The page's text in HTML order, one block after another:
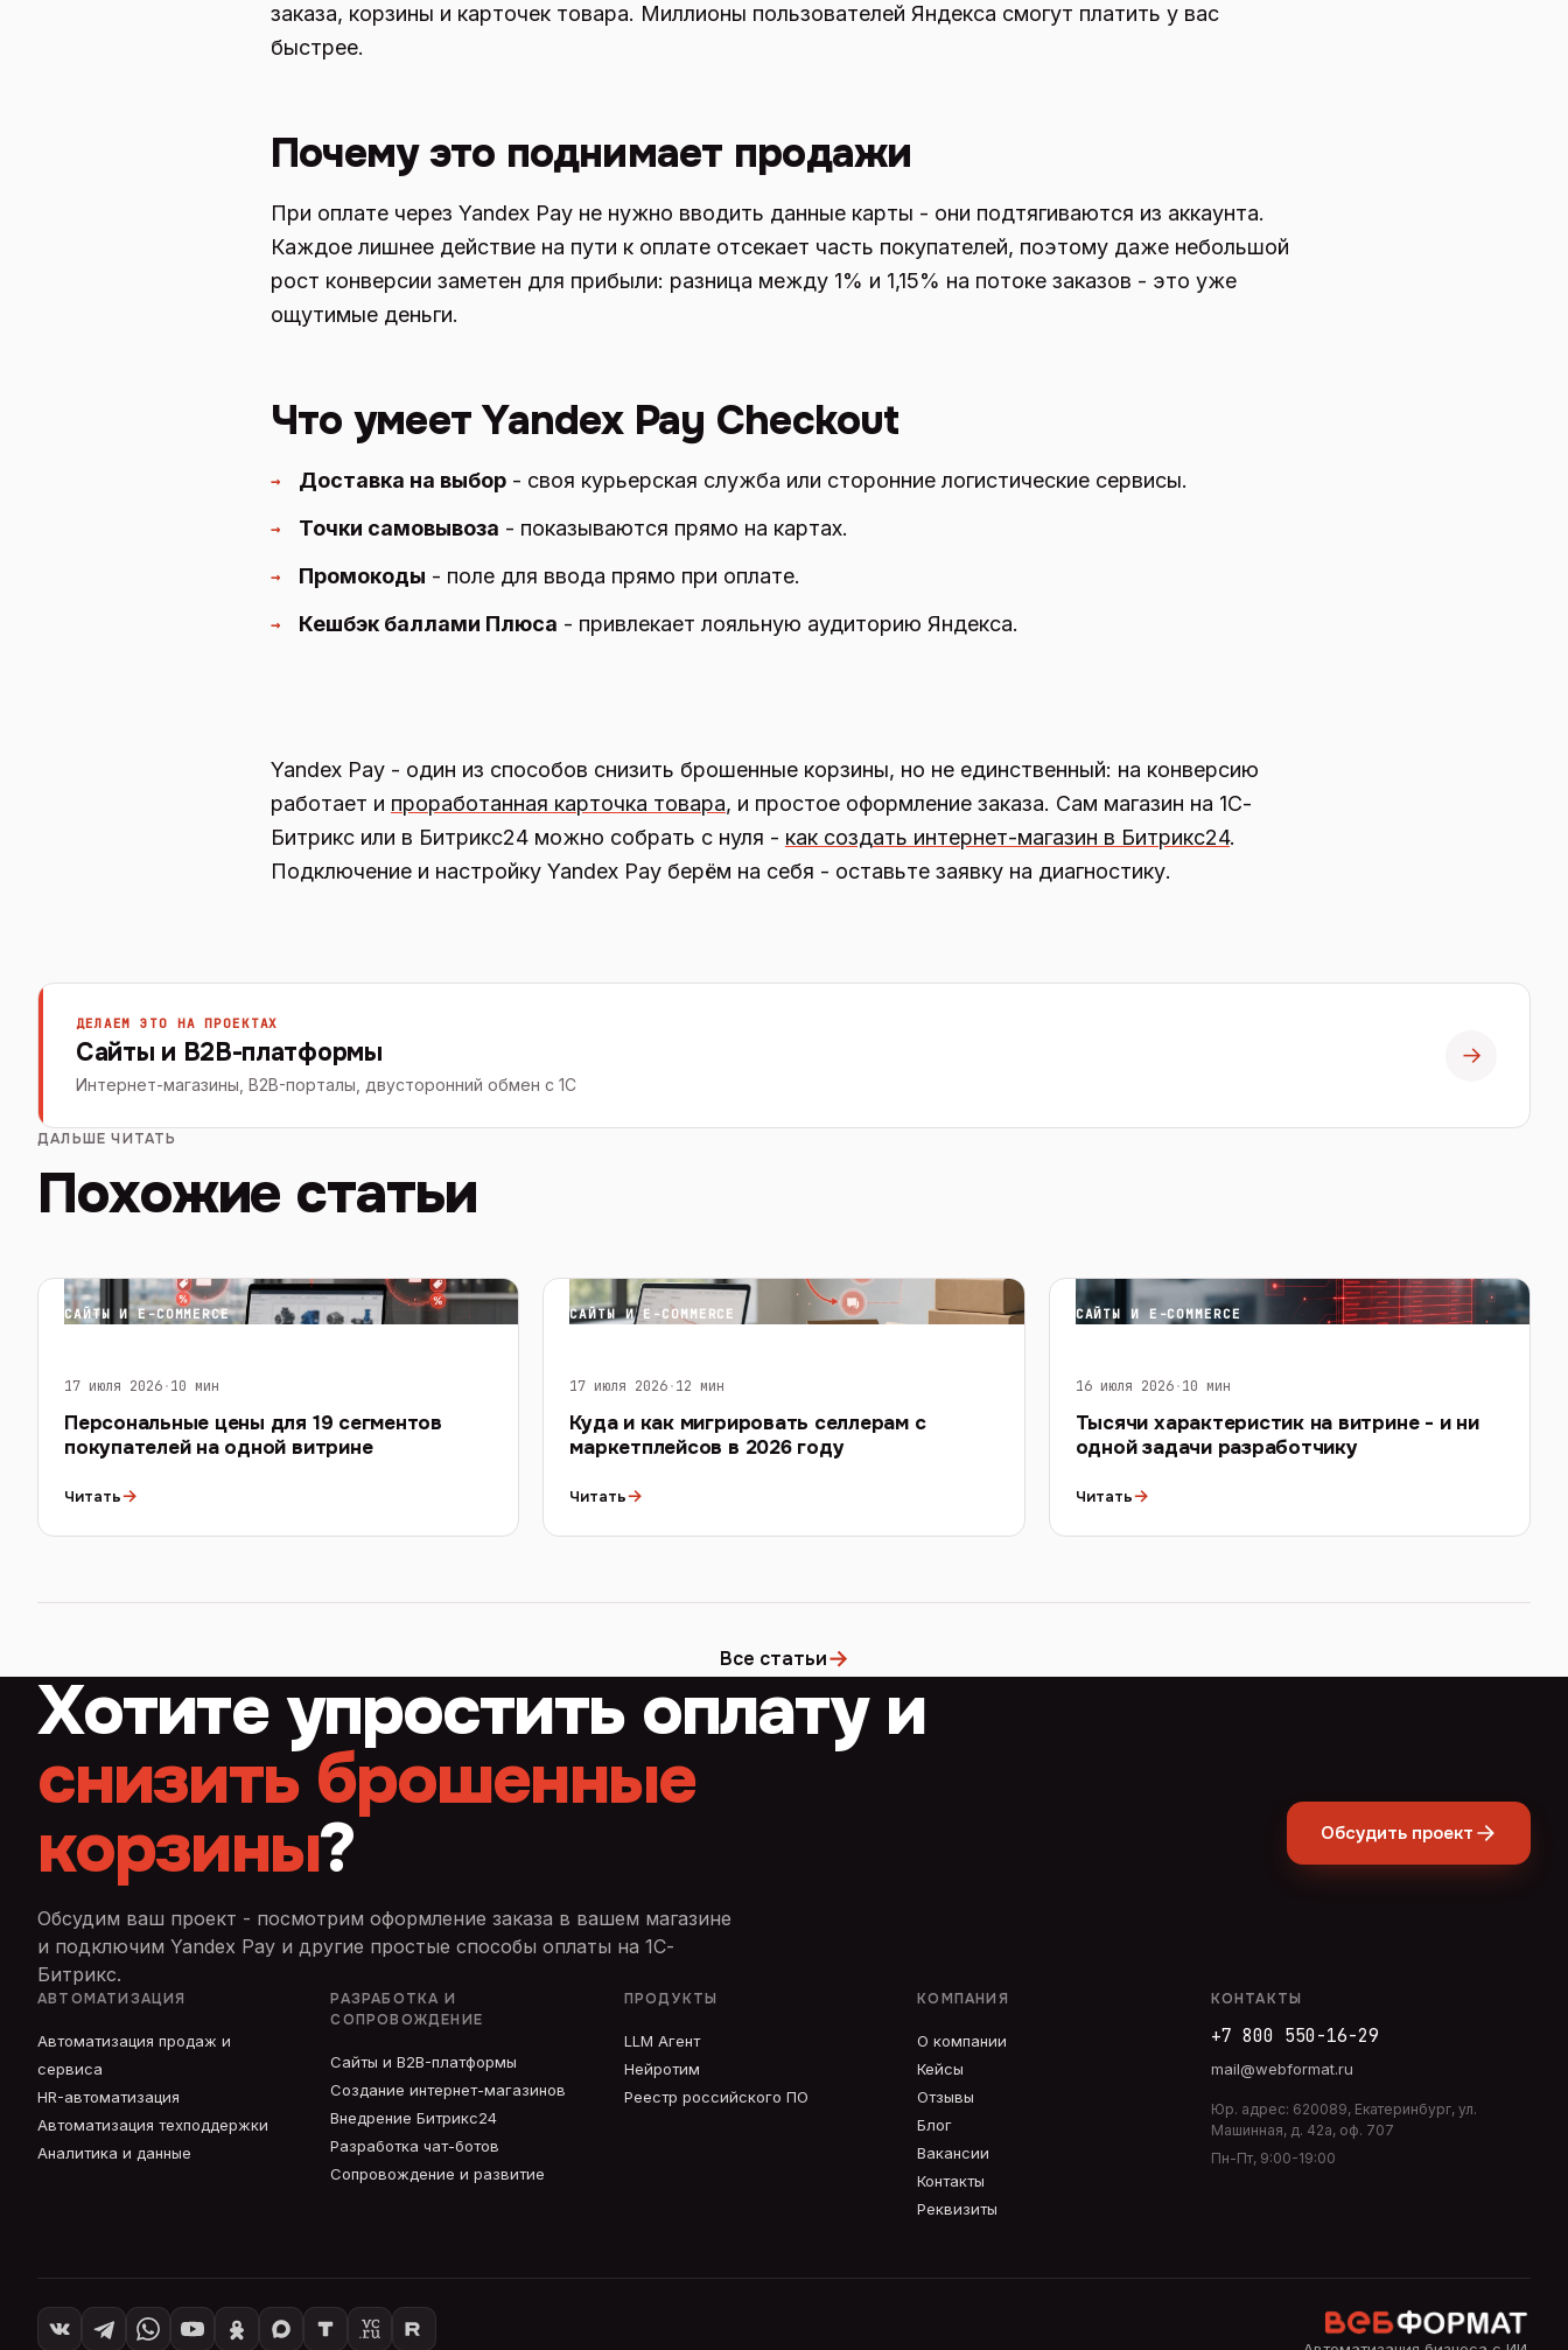
заказа, корзины и карточек товара. Миллионы пользователей Яндекса смогут платить у вас
быстрее.
Почему это поднимает продажи
При оплате через Yandex Pay не нужно вводить данные карты - они подтягиваются из аккаунта.
Каждое лишнее действие на пути к оплате отсекает часть покупателей, поэтому даже небольшой
рост конверсии заметен для прибыли: разница между 1% и 1,15% на потоке заказов - это уже
ощутимые деньги.
Что умеет Yandex Pay Checkout
→ Доставка на выбор - своя курьерская служба или сторонние логистические сервисы.
→ Точки самовывоза - показываются прямо на картах.
→ Промокоды - поле для ввода прямо при оплате.
→ Кешбэк баллами Плюса - привлекает лояльную аудиторию Яндекса.
Yandex Pay - один из способов снизить брошенные корзины, но не единственный: на конверсию
работает и проработанная карточка товара, и простое оформление заказа. Сам магазин на 1С-
Битрикс или в Битрикс24 можно собрать с нуля - как создать интернет-магазин в Битрикс24.
Подключение и настройку Yandex Pay берём на себя - оставьте заявку на диагностику.
ДЕЛАЕМ ЭТО НА ПРОЕКТАХ
Сайты и B2B-платформы
Интернет-магазины, B2B-порталы, двусторонний обмен с 1С
→
ДАЛЬШЕ ЧИТАТЬ
Похожие статьи
САЙТЫ И E-COMMERCE
17 июля 2026·10 мин
Персональные цены для 19 сегментов
покупателей на одной витрине
Читать→
САЙТЫ И E-COMMERCE
17 июля 2026·12 мин
Куда и как мигрировать селлерам с
маркетплейсов в 2026 году
Читать→
САЙТЫ И E-COMMERCE
16 июля 2026·10 мин
Тысячи характеристик на витрине - и ни
одной задачи разработчику
Читать→
Все статьи→
Хотите упростить оплату и
снизить брошенные
корзины?
Обсудим ваш проект - посмотрим оформление заказа в вашем магазине
и подключим Yandex Pay и другие простые способы оплаты на 1С-
Битрикс.
Обсудить проект
АВТОМАТИЗАЦИЯ
Автоматизация продаж и
сервиса
HR-автоматизация
Автоматизация техподдержки
Аналитика и данные
РАЗРАБОТКА И
СОПРОВОЖДЕНИЕ
Сайты и B2B-платформы
Создание интернет-магазинов
Внедрение Битрикс24
Разработка чат-ботов
Сопровождение и развитие
ПРОДУКТЫ
LLM Агент
Нейротим
Реестр российского ПО
КОМПАНИЯ
О компании
Кейсы
Отзывы
Блог
Вакансии
Контакты
Реквизиты
КОНТАКТЫ
+7 800 550-16-29
mail@webformat.ru
Юр. адрес: 620089, Екатеринбург, ул.
Машинная, д. 42а, оф. 707
Пн-Пт, 9:00-19:00